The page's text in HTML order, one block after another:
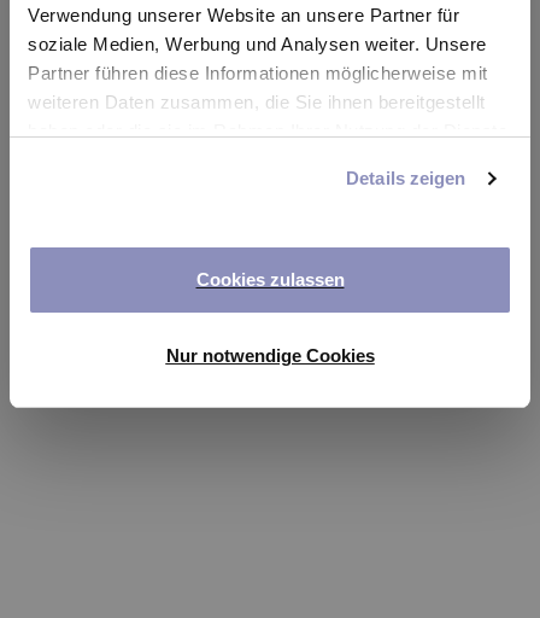
Verwendung unserer Website an unsere Partner für
soziale Medien, Werbung und Analysen weiter. Unsere
Partner führen diese Informationen möglicherweise mit
weiteren Daten zusammen, die Sie ihnen bereitgestellt
anpassen oder widerrufen. Weitere Details hierzu finden
Details zeigen
Cookies zulassen
Nur notwendige Cookies
Something went wrong. Please try refreshing the
app
Refresh